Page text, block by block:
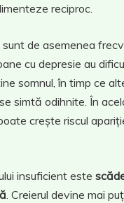
reciproc.
sunt de asemenea
cu depresie au
somnul, în timp ce
simtă odihnite. În
crește riscul
insuficient este
. Creierul devine mai